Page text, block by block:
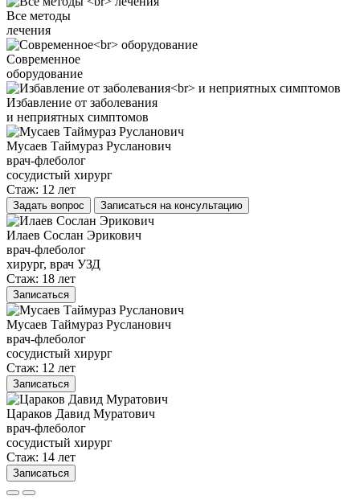
Все методы
лечения
Современное
оборудование
Избавление от заболевания
и неприятных симптомов
Мусаев Таймураз Русланович
врач-флеболог
сосудистый хирург
Стаж: 12 лет
Задать вопрос Записаться на консультацию
Илаев Сослан Эрикович
врач-флеболог
хирург, врач УЗД
Стаж: 18 лет
Записаться
Мусаев Таймураз Русланович
врач-флеболог
сосудистый хирург
Стаж: 12 лет
Записаться
Цараков Давид Муратович
врач-флеболог
сосудистый хирург
Стаж: 14 лет
Записаться